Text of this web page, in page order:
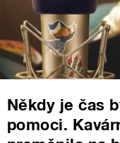
Někdy je čas
pomoci.